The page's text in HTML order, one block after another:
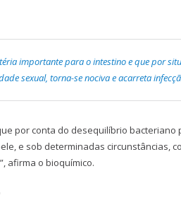
importante para o intestino e que por
sexual, torna-se nociva e acarreta
por conta do desequilíbrio bacteriano
e sob determinadas circunstâncias,
afirma o bioquímico.